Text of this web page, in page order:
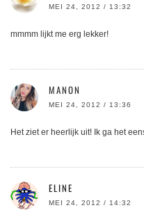
MEI 24, 2012 / 13:32
mmmm lijkt me erg lekker!
MANON
MEI 24, 2012 / 13:36
Het ziet er heerlijk uit! Ik ga het
ELINE
MEI 24, 2012 / 14:32